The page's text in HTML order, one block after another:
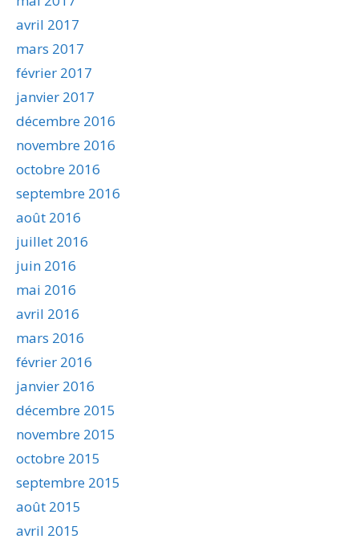
avril 2017
mars 2017
février 2017
janvier 2017
décembre 2016
novembre 2016
octobre 2016
septembre 2016
août 2016
juillet 2016
juin 2016
mai 2016
avril 2016
mars 2016
février 2016
janvier 2016
décembre 2015
novembre 2015
octobre 2015
septembre 2015
août 2015
avril 2015